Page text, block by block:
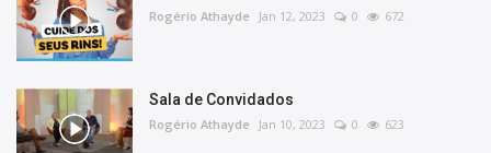
Rogério Athayde Jan 12, 2023 0 672
Sala de Convidados
Rogério Athayde Jan 10, 2023 0 623